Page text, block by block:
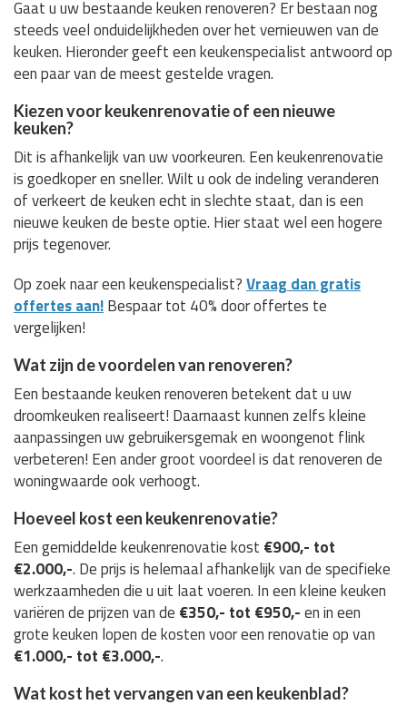
Gaat u uw bestaande keuken renoveren? Er bestaan nog
steeds veel onduidelijkheden over het vernieuwen van de
keuken. Hieronder geeft een keukenspecialist antwoord op
een paar van de meest gestelde vragen.
Kiezen voor keukenrenovatie of een nieuwe
keuken?
Dit is afhankelijk van uw voorkeuren. Een keukenrenovatie
is goedkoper en sneller. Wilt u ook de indeling veranderen
of verkeert de keuken echt in slechte staat, dan is een
nieuwe keuken de beste optie. Hier staat wel een hogere
prijs tegenover.
Op zoek naar een keukenspecialist?Vraag dan gratis
offertes aan!Bespaar tot 40% door offertes te
vergelijken!
Wat zijn de voordelen van renoveren?
Een bestaande keuken renoveren betekent dat u uw
droomkeuken realiseert! Daarnaast kunnen zelfs kleine
aanpassingen uw gebruikersgemak en woongenot flink
verbeteren! Een ander groot voordeel is dat renoveren de
woningwaarde ook verhoogt.
Hoeveel kost een keukenrenovatie?
Een gemiddelde keukenrenovatie kost €900,- tot
€2.000,-. De prijs is helemaal afhankelijk van de specifieke
werkzaamheden die u uit laat voeren. In een kleine keuken
variëren de prijzen van de €350,- tot €950,-en in een
grote keuken lopen de kosten voor een renovatie op van
€1.000,- tot €3.000,-.
Wat kost het vervangen van een keukenblad?